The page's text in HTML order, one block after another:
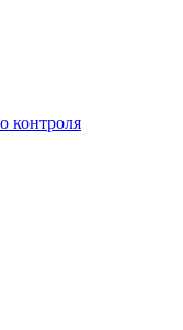
контроля